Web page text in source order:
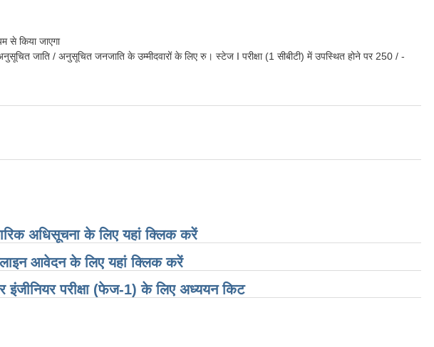
से किया जाएगा
जाति / अनुसूचित जनजाति के उम्मीदवारों के लिए रु। स्टेज I परीक्षा (1 सीबीटी) में उपस्थित होने पर 250 / -
अधिसूचना के लिए यहां क्लिक करें
आवेदन के लिए यहां क्लिक करें
परीक्षा (फेज-1) के लिए अध्ययन किट